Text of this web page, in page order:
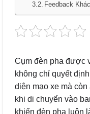
Feedback
Cụm đèn pha được
không chỉ quyết
diện mạo xe mà
khi di chuyển vào
khiến đèn pha luôn